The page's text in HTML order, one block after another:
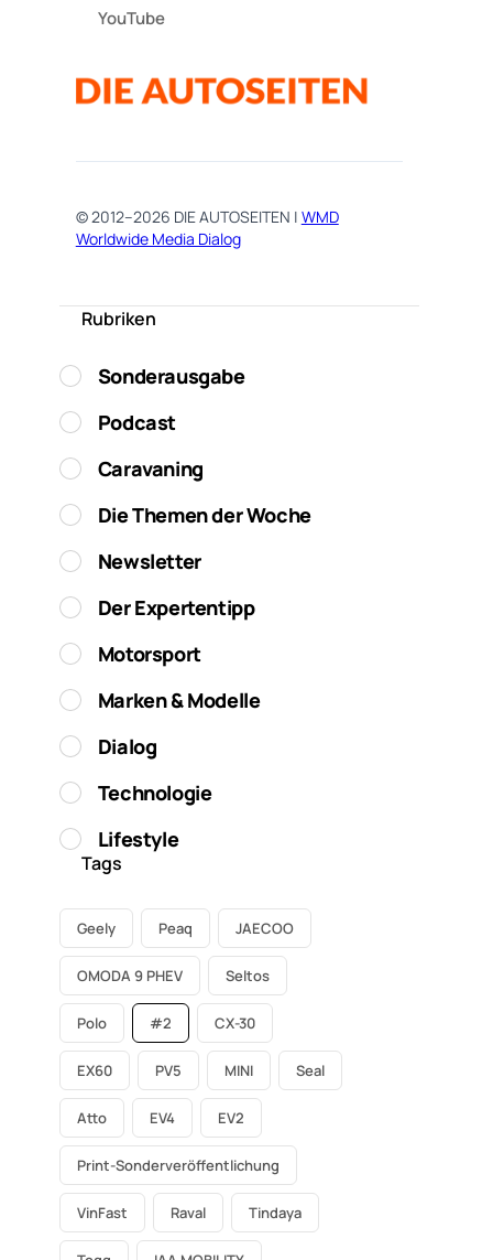
YouTube
© 2012–2026 DIE AUTOSEITEN | WMD
Worldwide Media Dialog
Rubriken
Sonderausgabe
Podcast
Caravaning
Die Themen der Woche
Newsletter
Der Expertentipp
Motorsport
Marken & Modelle
Dialog
Technologie
Lifestyle
Tags
Geely Peaq JAECOO
OMODA 9 PHEV Seltos
Polo #2 CX-30
EX60 PV5 MINI Seal
Atto EV4 EV2
Print-Sonderveröffentlichung
VinFast Raval Tindaya